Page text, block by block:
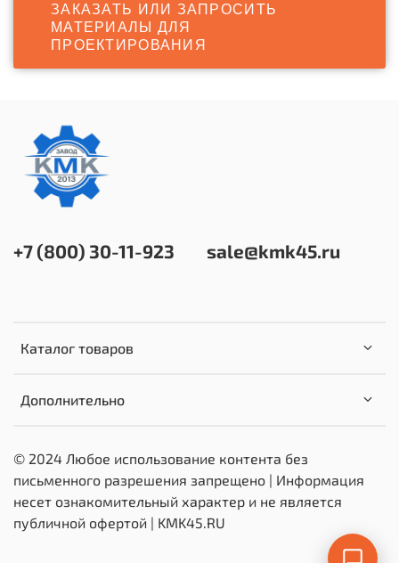
ЗАКАЗАТЬ ИЛИ ЗАПРОСИТЬ
МАТЕРИАЛЫ ДЛЯ
ПРОЕКТИРОВАНИЯ
Каталог товаров
Дополнительно
+7 (800) 30-11-923 sale@kmk45.ru
© 2024 Любое использование контента без
письменного разрешения запрещено | Информация
несет ознакомительный характер и не является
публичной офертой | KMK45.RU